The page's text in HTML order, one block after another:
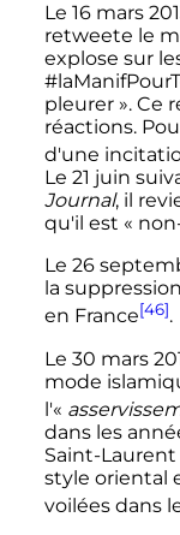
Le 16 mars
retweete le
explose sur
pleurer ». Ce
réactions.
d'une
Le 21 juin
Journal, il
qu'il est «
Le 26
la
en France[46].
Le 30 mars
mode
l'«
dans les
Saint-
style oriental
voilées dans